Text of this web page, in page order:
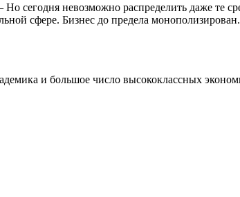
сегодня невозможно распределить даже те
сфере. Бизнес до предела
и большое число высококлассных